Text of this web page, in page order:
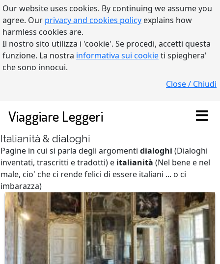
Our website uses cookies. By continuing we assume you
agree. Our privacy and cookies policy explains how
harmless cookies are.
Il nostro sito utilizza i 'cookie'. Se procedi, accetti questa
funzione. La nostra informativa sui cookieti spieghera'
che sono innocui.
Close / Chiudi
Viaggiare Leggeri
Italianità & dialoghi
Pagine in cui si parla degli argomenti dialoghi (Dialoghi
inventati, trascritti e tradotti) e italianità (Nel bene e nel
male, cio' che ci rende felici di essere italiani ... o ci
imbarazza)